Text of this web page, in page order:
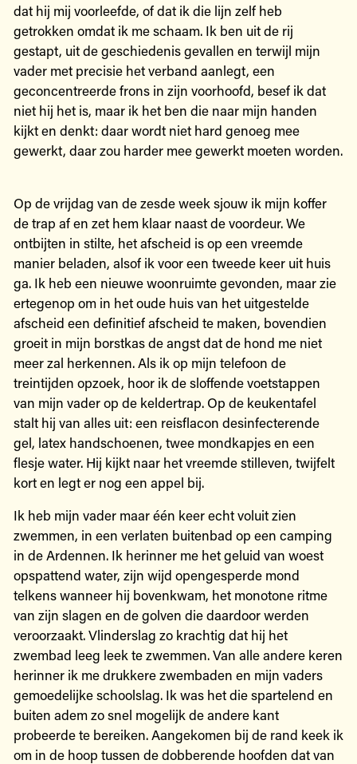
dat hij mij voorleefde, of dat ik die lijn zelf heb
getrokken omdat ik me schaam. Ik ben uit de rij
gestapt, uit de geschiedenis gevallen en terwijl mijn
vader met precisie het verband aanlegt, een
geconcentreerde frons in zijn voorhoofd, besef ik dat
niet hij het is, maar ik het ben die naar mijn handen
kijkt en denkt: daar wordt niet hard genoeg mee
gewerkt, daar zou harder mee gewerkt moeten worden.
Op de vrijdag van de zesde week sjouw ik mijn koffer
de trap af en zet hem klaar naast de voordeur. We
ontbijten in stilte, het afscheid is op een vreemde
manier beladen, alsof ik voor een tweede keer uit huis
ga. Ik heb een nieuwe woonruimte gevonden, maar zie
ertegenop om in het oude huis van het uitgestelde
afscheid een definitief afscheid te maken, bovendien
groeit in mijn borstkas de angst dat de hond me niet
meer zal herkennen. Als ik op mijn telefoon de
treintijden opzoek, hoor ik de sloffende voetstappen
van mijn vader op de keldertrap. Op de keukentafel
stalt hij van alles uit: een reisflacon desinfecterende
gel, latex handschoenen, twee mondkapjes en een
flesje water. Hij kijkt naar het vreemde stilleven, twijfelt
kort en legt er nog een appel bij.
Ik heb mijn vader maar één keer echt voluit zien
zwemmen, in een verlaten buitenbad op een camping
in de Ardennen. Ik herinner me het geluid van woest
opspattend water, zijn wijd opengesperde mond
telkens wanneer hij bovenkwam, het monotone ritme
van zijn slagen en de golven die daardoor werden
veroorzaakt. Vlinderslag zo krachtig dat hij het
zwembad leeg leek te zwemmen. Van alle andere keren
herinner ik me drukkere zwembaden en mijn vaders
gemoedelijke schoolslag. Ik was het die spartelend en
buiten adem zo snel mogelijk de andere kant
probeerde te bereiken. Aangekomen bij de rand keek ik
om in de hoop tussen de dobberende hoofden dat van